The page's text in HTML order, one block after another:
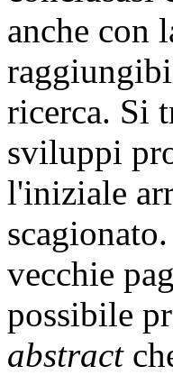
anche con
ricerca. Si
sviluppi
l'iniziale
vecchie
possibile
abstract